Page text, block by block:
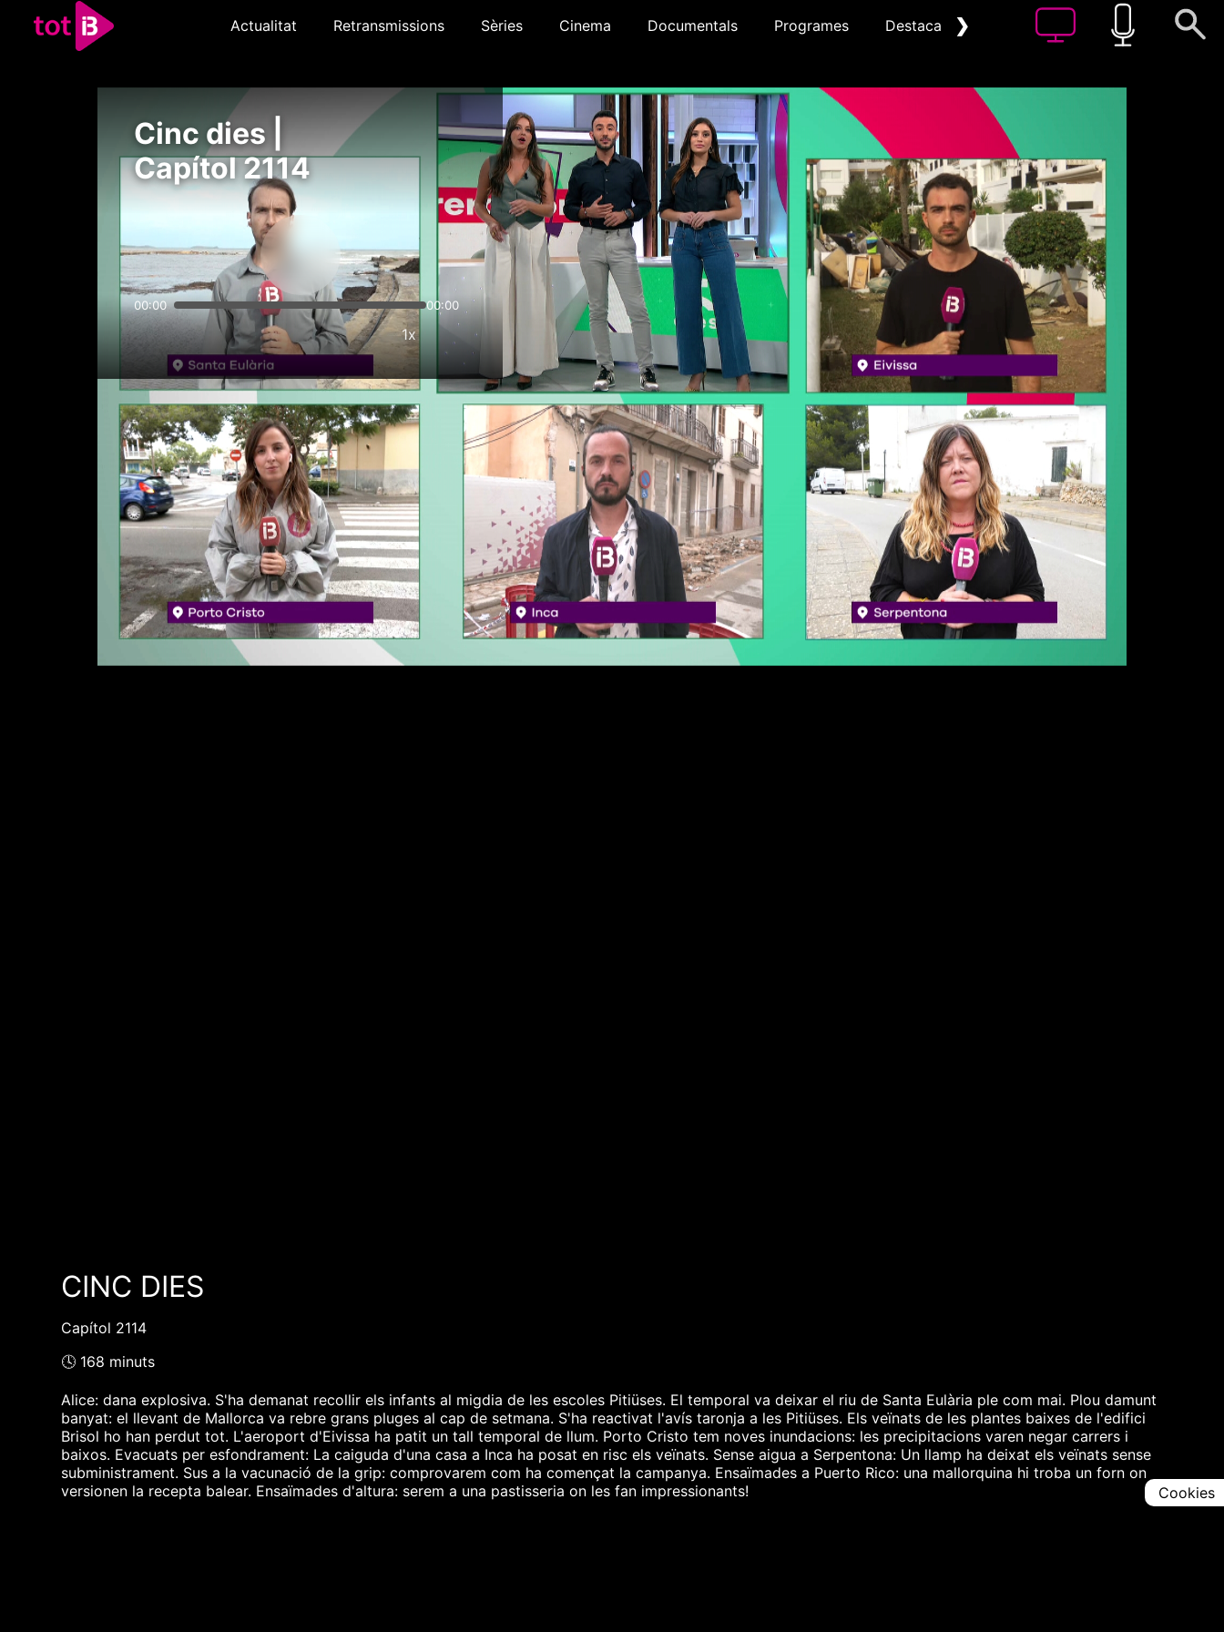
Actualitat Retransmissions Sèries Cinema Documentals Programes Destacat ❯
Cinc dies |
Capítol 2114
00:00 00:00
1x
CINC DIES
Capítol 2114
🕓 168 minuts
Alice: dana explosiva. S'ha demanat recollir els infants al migdia de les escoles Pitiüses. El temporal va deixar el riu de Santa Eulària ple com mai. Plou damunt
banyat: el llevant de Mallorca va rebre grans pluges al cap de setmana. S'ha reactivat l'avís taronja a les Pitiüses. Els veïnats de les plantes baixes de l'edifici
Brisol ho han perdut tot. L'aeroport d'Eivissa ha patit un tall temporal de llum. Porto Cristo tem noves inundacions: les precipitacions varen negar carrers i
baixos. Evacuats per esfondrament: La caiguda d'una casa a Inca ha posat en risc els veïnats. Sense aigua a Serpentona: Un llamp ha deixat els veïnats sense
subministrament. Sus a la vacunació de la grip: comprovarem com ha començat la campanya. Ensaïmades a Puerto Rico: una mallorquina hi troba un forn on
versionen la recepta balear. Ensaïmades d'altura: serem a una pastisseria on les fan impressionants!
Cookies